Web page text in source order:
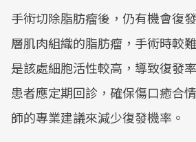
手術切除脂肪瘤後，仍有機會復
層肌肉組織的脂肪瘤，手術時較
是該處細胞活性較高，導致復發
患者應定期回診，確保傷口癒合
師的專業建議來減少復發機率。